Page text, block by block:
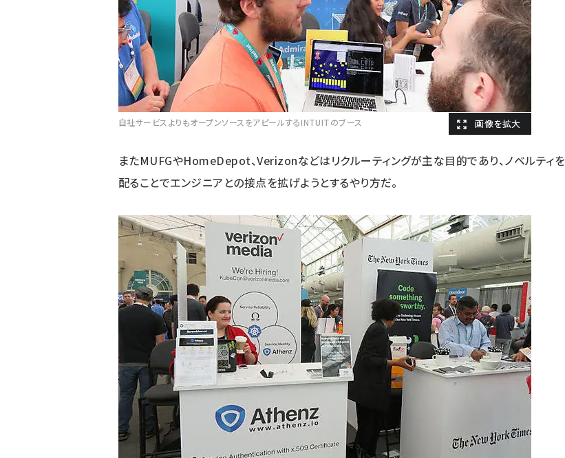
自社サービスよりもオープンソースをアピールするINTUITのブース
またMUFGやHomeDepot、Verizonなどはリクルーティングが主な目的であり、ノベルティを
配ることでエンジニアとの接点を拡げようとするやり方だ。